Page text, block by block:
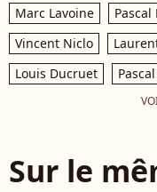
Marc Lavoine
Vincent Niclo
Louis Ducruet
Sur le